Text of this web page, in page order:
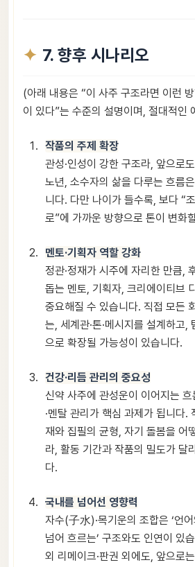
7. 향후 시나리오
(아래 내용은 “이 사주 구조라면 이런
이 있다”는 수준의 설명이며, 절대적인
작품의 주제 확장
관성·인성이 강한 구조라, 앞으로
노년, 소수자의 삶을 다루는 흐름
니다. 다만 나이가 들수록, 보다 “
로”에 가까운 방향으로 톤이 변화
멘토·기획자 역할 강화
정관·정재가 시주에 자리한 만큼,
돕는 멘토, 기획자, 크리에이티브
중요해질 수 있습니다. 직접 모든
는, 세계관·톤·메시지를 설계하고,
으로 확장될 가능성이 있습니다.
건강·리듬 관리의 중요성
신약 사주에 관성운이 이어지는
·멘탈 관리가 핵심 과제가 됩니다.
재와 집필의 균형, 자기 돌봄을 어
라, 활동 기간과 작품의 밀도가 달
다.
국내를 넘어선 영향력
자수(子水)·목기운의 조합은 ‘언
넘어 흐르는’ 구조와도 인연이 있
외 리메이크·판권 외에도, 앞으로